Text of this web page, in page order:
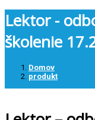
Lektor -
školenie
Domov
produkt